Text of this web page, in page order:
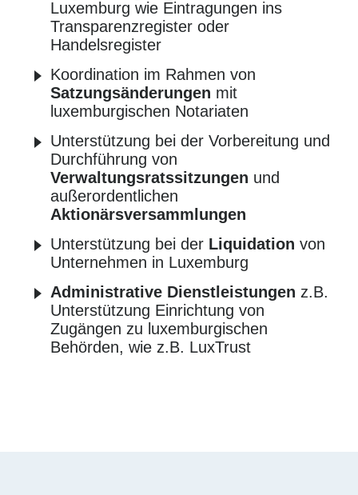
Luxemburg wie Eintragungen ins
Transparenzregister oder
Handelsregister
Koordination im Rahmen von
Satzungsänderungen mit
luxemburgischen Notariaten
Unterstützung bei der Vorbereitung und
Durchführung von
Verwaltungsratssitzungen und
außerordentlichen
Aktionärsversammlungen
Unterstützung bei der Liquidation von
Unternehmen in Luxemburg
Administrative Dienstleistungen z.B.
Unterstützung Einrichtung von
Zugängen zu luxemburgischen
Behörden, wie z.B. LuxTrust